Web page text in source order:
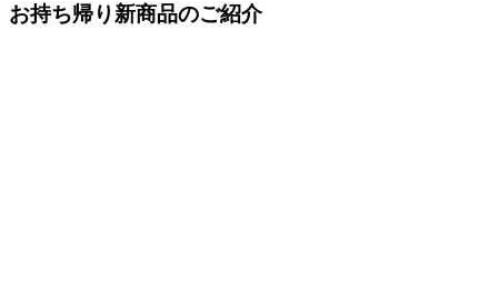
お持ち帰り新商品のご紹介